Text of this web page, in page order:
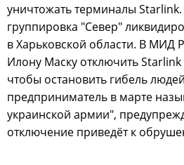
уничтожать терминалы
группировка "Север"
в Харьковской области. В МИД
Илону Маску отключить Starlink
чтобы остановить гибель
предприниматель в марте
украинской армии",
отключение приведёт к